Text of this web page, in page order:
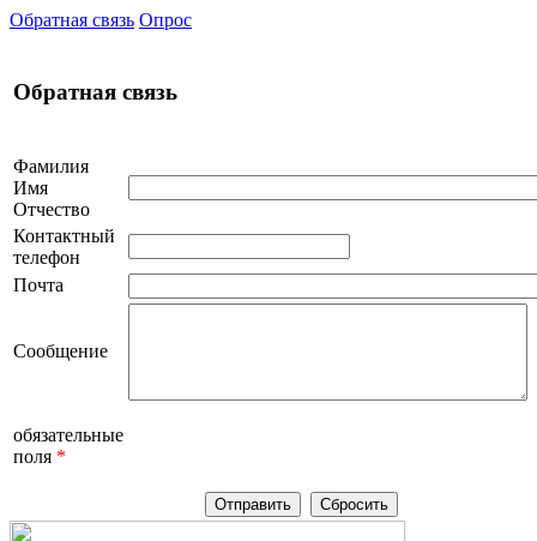
Обратная связь Опрос
Обратная связь
Фамилия
Имя
Отчество
Контактный
телефон
Почта
Сообщение
обязательные
поля *